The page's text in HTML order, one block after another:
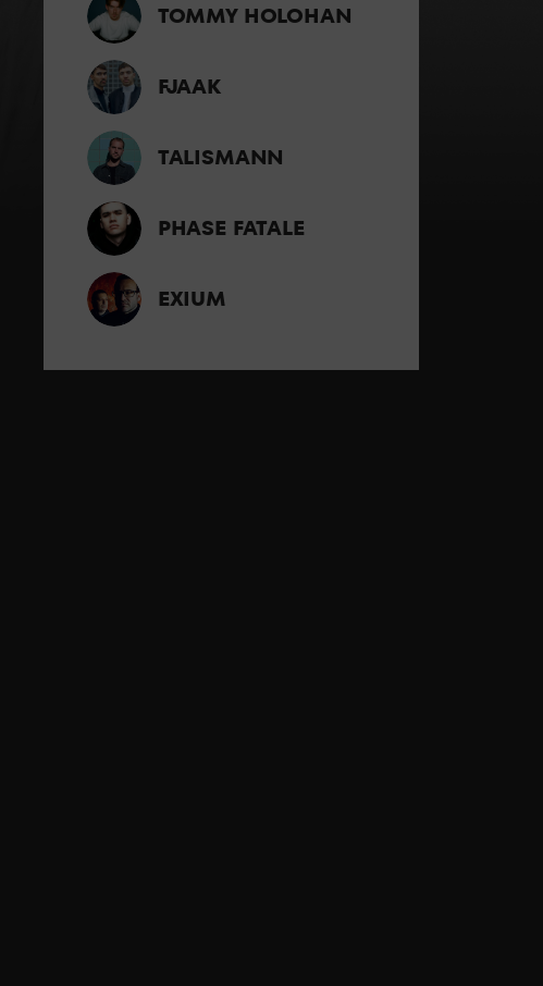
TOMMY HOLOHAN
FJAAK
TALISMANN
PHASE FATALE
EXIUM